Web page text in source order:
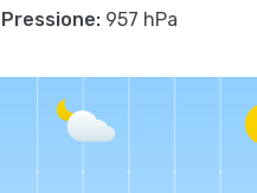
Pressione: 957 hPa